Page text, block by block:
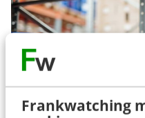
Frankwatching